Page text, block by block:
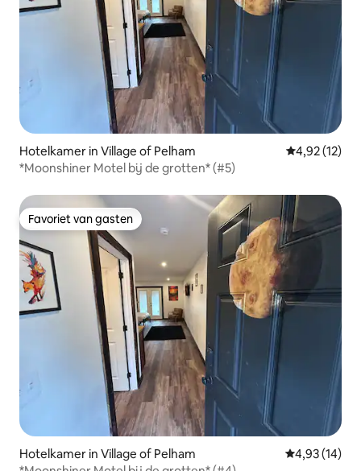
Hotelkamer in Village of Pelham Gemiddelde
4,92 (12)
*Moonshiner Motel bij de grotten* (#5)
Favoriet van gasten
Favoriet van gasten
Hotelkamer in Village of Pelham Gemiddelde
4,93 (14)